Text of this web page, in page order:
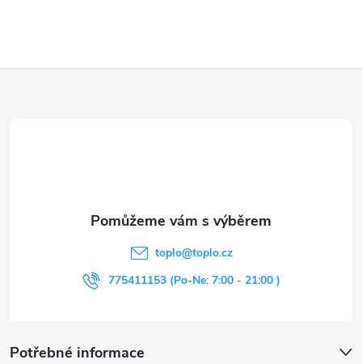
Potřebné informace
toplo@toplo.cz
775411153 (Po-Ne: 7:00 - 21:00 )